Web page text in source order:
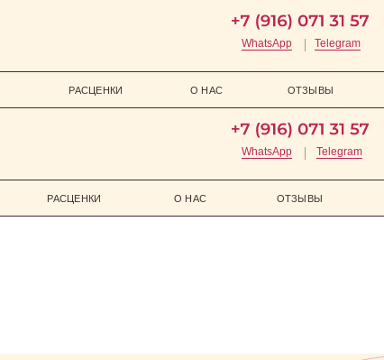
РАСЦЕНКИ О НАС ОТЗЫВЫ
WhatsApp Telegram
РАСЦЕНКИ О НАС ОТЗЫВЫ
WhatsApp Telegram